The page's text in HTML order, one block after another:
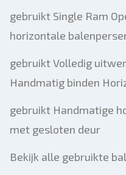
gebruikt Single Ram
horizontale
gebruikt Volledig
Handmatig binden
gebruikt Handmatige
met gesloten deur
Bekijk alle gebruikte